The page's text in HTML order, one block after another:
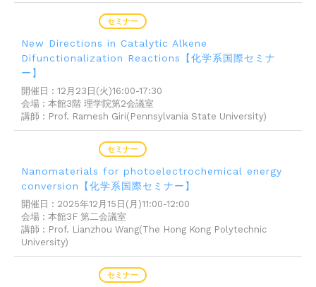
New Directions in Catalytic Alkene
Difunctionalization Reactions【化学系国際セミナ
ー】
開催日 : 12月23日(火)16:00-17:30
会場 : 本館3階 理学院第2会議室
講師 : Prof. Ramesh Giri(Pennsylvania State University)
セミナー
Nanomaterials for photoelectrochemical energy
conversion【化学系国際セミナー】
開催日 : 2025年12月15日(月)11:00-12:00
会場 : 本館3F 第⼆会議室
講師 : Prof. Lianzhou Wang(The Hong Kong Polytechnic
University)
セミナー
セミナー